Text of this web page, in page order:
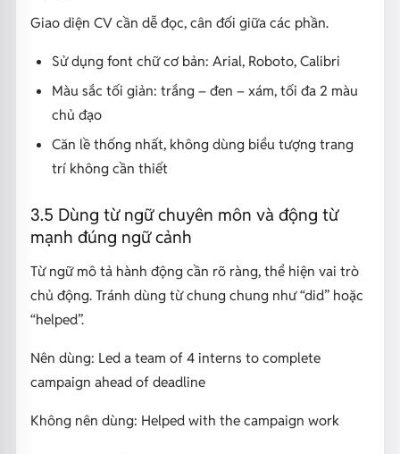
Giao diện CV cần dễ đọc, cân đối giữa các phần.
Sử dụng font chữ cơ bản: Arial, Roboto, Calibri
Màu sắc tối giản: trắng – đen – xám, tối đa 2 màu
chủ đạo
Căn lề thống nhất, không dùng biểu tượng trang
trí không cần thiết
3.5 Dùng từ ngữ chuyên môn và động từ
mạnh đúng ngữ cảnh
Từ ngữ mô tả hành động cần rõ ràng, thể hiện vai trò
chủ động. Tránh dùng từ chung chung như “did” hoặc
“helped”.
Nên dùng: Led a team of 4 interns to complete
campaign ahead of deadline
Không nên dùng: Helped with the campaign work